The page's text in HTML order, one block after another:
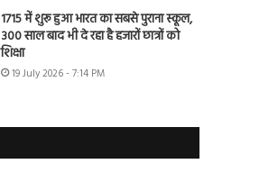
1715 में शुरू हुआ भारत का सबसे पुराना स्कूल,
300 साल बाद भी दे रहा है हजारों छात्रों को
शिक्षा
19 July 2026 - 7:14 PM